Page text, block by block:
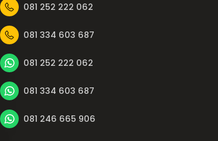
081 252 222 062
081 334 603 687
081 252 222 062
081 334 603 687
081 246 665 906